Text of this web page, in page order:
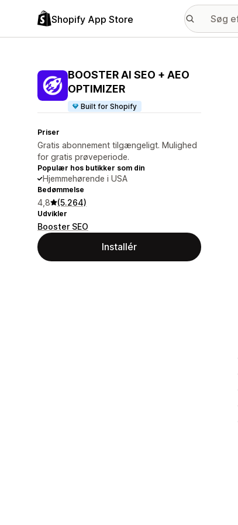
Shopify App Store
BOOSTER AI SEO + AEO
OPTIMIZER
Built for Shopify
Priser
Gratis abonnement tilgængeligt. Mulighed
for gratis prøveperiode.
Populær hos butikker som din
Hjemmehørende i USA
Bedømmelse
4,8 (5.264)
Udvikler
Booster SEO
Installér